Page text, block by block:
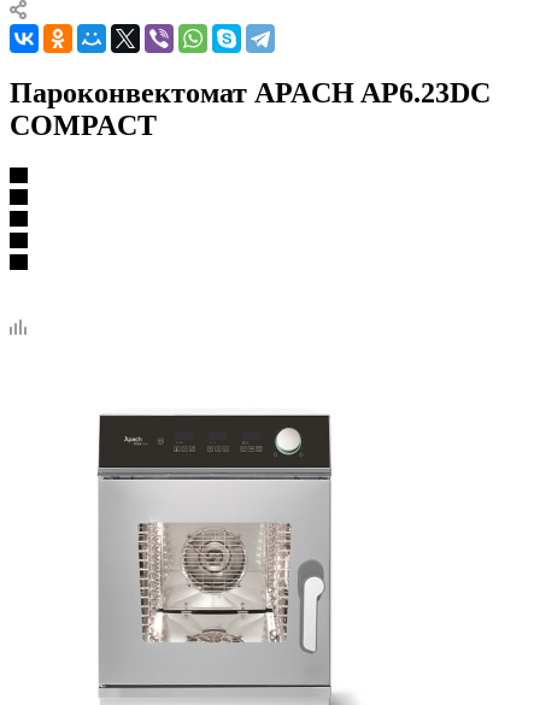
Пароконвектомат APACH AP6.23DC
COMPACT